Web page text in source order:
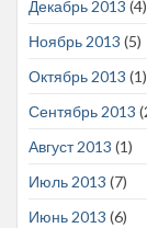
Декабрь 2013 (4)
Ноябрь 2013 (5)
Октябрь 2013 (1)
Сентябрь 2013
Август 2013 (1)
Июль 2013 (7)
Июнь 2013 (6)